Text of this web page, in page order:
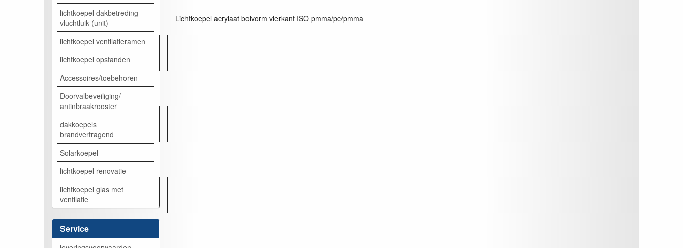
lichtkoepel dakbetreding
vluchtluik (unit)
lichtkoepel ventilatieramen
lichtkoepel opstanden
Accessoires/toebehoren
Doorvalbeveiliging/
antinbraakrooster
dakkoepels
brandvertragend
Solarkoepel
lichtkoepel renovatie
lichtkoepel glas met
ventilatie
Service
Lichtkoepel acrylaat bolvorm vierkant ISO pmma/pc/pmma